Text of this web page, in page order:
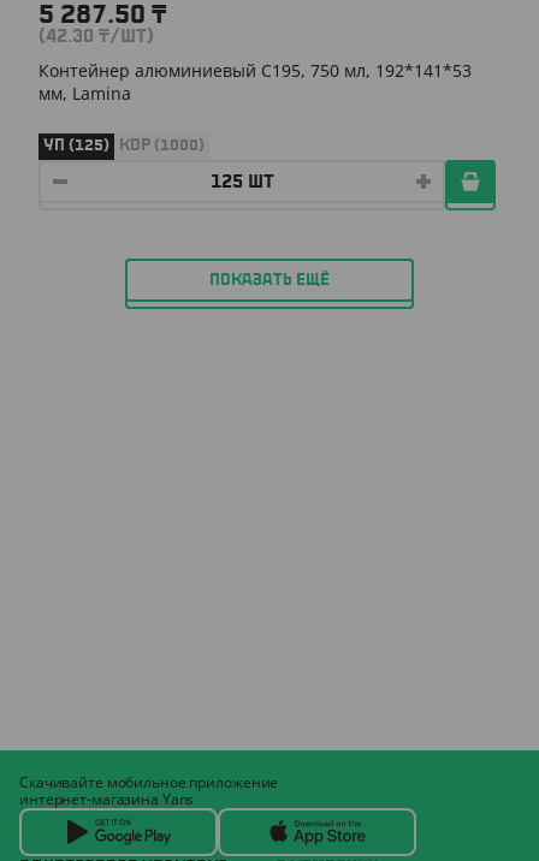
5 287.50 ₸
(42.30 ₸/ШТ)
Контейнер алюминиевый C195, 750 мл, 192*141*53
мм, Lamina
УП (125) КОР (1000)
ПОКАЗАТЬ ЕЩЁ
Скачивайте мобильное приложение
интернет-магазина Yans